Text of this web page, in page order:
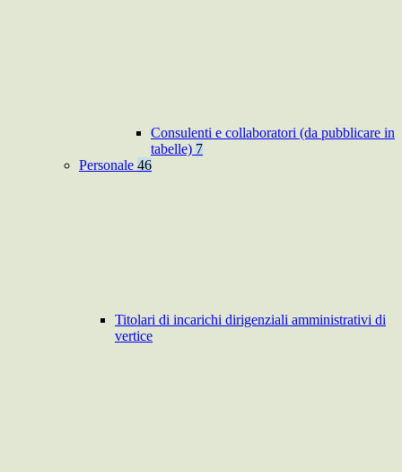
Consulenti e collaboratori (da pubblicare in
tabelle) 7
Personale 46
Titolari di incarichi dirigenziali amministrativi di
vertice